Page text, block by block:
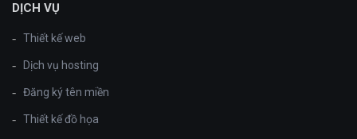
DỊCH VỤ
Thiết kế web
Dịch vụ hosting
Đăng ký tên miền
Thiết kế đồ họa